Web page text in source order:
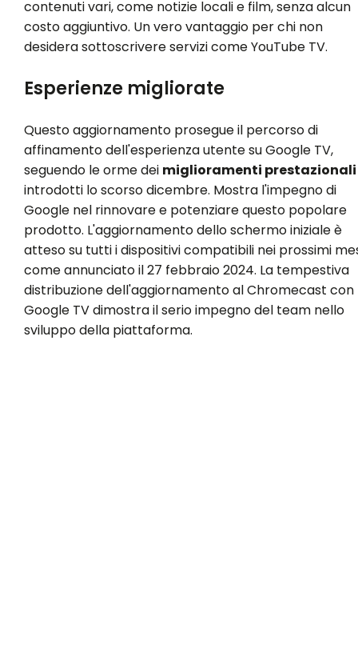
contenuti vari, come notizie locali e film, senza alcun
costo aggiuntivo. Un vero vantaggio per chi non
desidera sottoscrivere servizi come YouTube TV.
Esperienze migliorate
Questo aggiornamento prosegue il percorso di
affinamento dell'esperienza utente su Google TV,
seguendo le orme dei miglioramenti prestazionali
introdotti lo scorso dicembre. Mostra l'impegno di
Google nel rinnovare e potenziare questo popolare
prodotto. L'aggiornamento dello schermo iniziale è
atteso su tutti i dispositivi compatibili nei prossimi
come annunciato il 27 febbraio 2024. La tempestiva
distribuzione dell'aggiornamento al Chromecast con
Google TV dimostra il serio impegno del team nello
sviluppo della piattaforma.